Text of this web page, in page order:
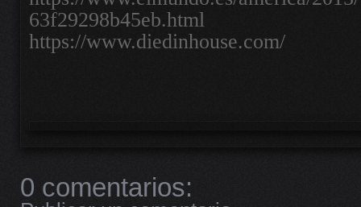
63f29298b45eb.html
https://www.diedinhouse.com/
0 comentarios: